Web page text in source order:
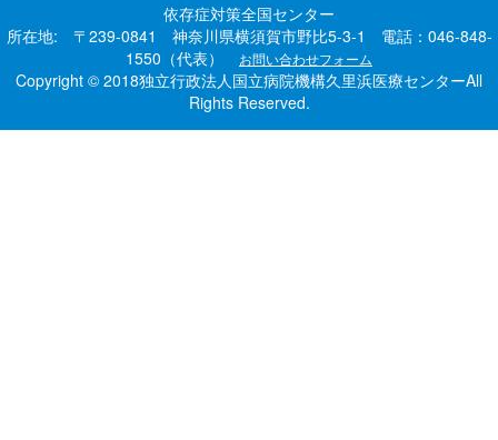
依存症対策全国センター
所在地: 〒239-0841 神奈川県横須賀市野比5-3-1 電話：046-848-
1550（代表）
お問い合わせフォーム
Copyright © 2018独立行政法人国立病院機構久里浜医療センターAll
Rights Reserved.